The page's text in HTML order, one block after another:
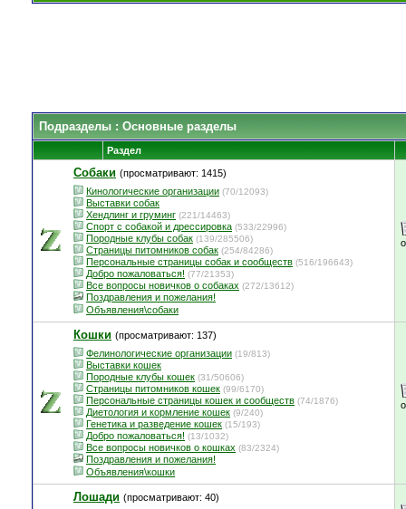
Подразделы : Основные разделы
Раздел
Собаки (просматривают: 1415)
Кинологические организации (70/12093)
Выставки собак
Хендлинг и груминг (221/14463)
Спорт с собакой и дрессировка (533/22996)
Породные клубы собак (139/285506)
Страницы питомников собак (254/84286)
Персональные страницы собак и сообществ (516/196643)
Добро пожаловаться! (77/21353)
Все вопросы новичков о собаках (272/13612)
Поздравления и пожелания!
Объявления\собаки
Кошки (просматривают: 137)
Фелинологические организации (19/813)
Выставки кошек
Породные клубы кошек (31/50606)
Страницы питомников кошек (99/6170)
Персональные страницы кошек и сообществ (74/1876)
Диетология и кормление кошек (9/240)
Генетика и разведение кошек (15/193)
Добро пожаловаться! (13/1032)
Все вопросы новичков о кошках (83/2324)
Поздравления и пожелания!
Объявления\кошки
Лошади (просматривают: 40)